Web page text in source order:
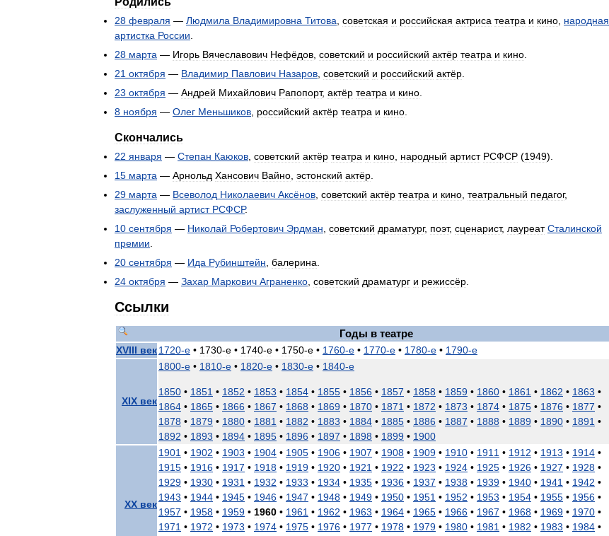
28 февраля — Людмила Владимировна Титова советская и российская актриса театра и кино народная
артистка России
28 марта — Игорь Вячеславович Нефёдов советский и российский актёр театра и кино
21 октября — Владимир Павлович Назаров советский и российский актёр
23 октября — Андрей Михайлович Рапопорт, актёр театра и кино
8 ноября — Олег Меньшиков российский актёр театра и кино
Скончались
22 января — Степан Каюков советский актёр театра и кино народный артист РСФСР (1949).
15 марта — Арнольд Хансович Вайно эстонский актёр
29 марта — Всеволод Николаевич Аксёнов советский актёр театра и кино театральный педагог,
заслуженный артист РСФСР.
10 сентября — Николай Робертович Эрдман советский драматург, поэт, сценарист, лауреат Сталинской
премии
20 сентября — Ида Рубинштейн балерина
24 октября — Захар Маркович Аграненко советский драматург и режиссёр
Ссылки
Годы в театре
XVIII век1720-е • 1730-е • 1740-е • 1750-е • 1760-е • 1770-е • 1780-е • 1790-е
XIX век
1800-е • 1810-е • 1820-е • 1830-е • 1840-е
1850 • 1851 • 1852 • 1853 • 1854 • 1855 • 1856 • 1857 • 1858 • 1859 • 1860 • 1861 • 1862 • 1863 •
1864 • 1865 • 1866 • 1867 • 1868 • 1869 • 1870 • 1871 • 1872 • 1873 • 1874 • 1875 • 1876 • 1877 •
1878 • 1879 • 1880 • 1881 • 1882 • 1883 • 1884 • 1885 • 1886 • 1887 • 1888 • 1889 • 1890 • 1891 •
1892 • 1893 • 1894 • 1895 • 1896 • 1897 • 1898 • 1899 • 1900
XX век
1901 • 1902 • 1903 • 1904 • 1905 • 1906 • 1907 • 1908 • 1909 • 1910 • 1911 • 1912 • 1913 • 1914 •
1915 • 1916 • 1917 • 1918 • 1919 • 1920 • 1921 • 1922 • 1923 • 1924 • 1925 • 1926 • 1927 • 1928 •
1929 • 1930 • 1931 • 1932 • 1933 • 1934 • 1935 • 1936 • 1937 • 1938 • 1939 • 1940 • 1941 • 1942 •
1943 • 1944 • 1945 • 1946 • 1947 • 1948 • 1949 • 1950 • 1951 • 1952 • 1953 • 1954 • 1955 • 1956 •
1957 • 1958 • 1959 • 1960 • 1961 • 1962 • 1963 • 1964 • 1965 • 1966 • 1967 • 1968 • 1969 • 1970 •
1971 • 1972 • 1973 • 1974 • 1975 • 1976 • 1977 • 1978 • 1979 • 1980 • 1981 • 1982 • 1983 • 1984 •